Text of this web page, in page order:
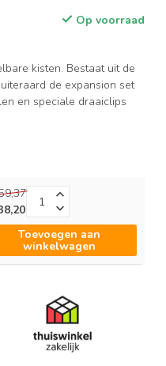
Op voorraad
kisten. Bestaat uit de
de expansion set
en speciale draaiclips
Toevoegen aan
winkelwagen